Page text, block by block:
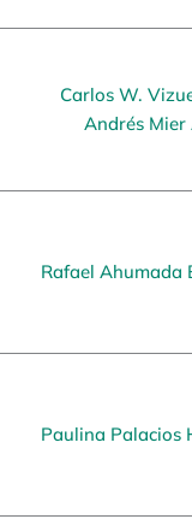
Carlos W.
Andrés Mier
Rafael Ahumada
Paulina Palacios